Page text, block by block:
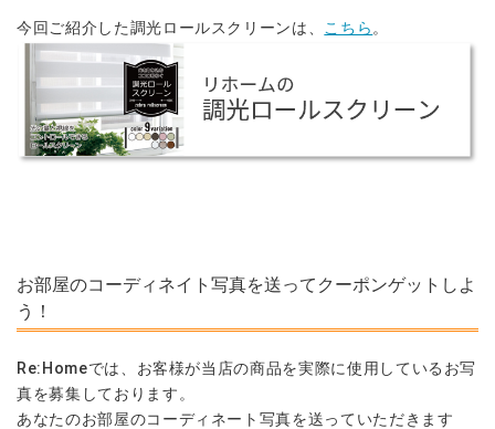
今回ご紹介した調光ロールスクリーンは、 こちら 。
お部屋のコーディネイト写真を送ってクーポンゲットしよ
う！
Re:Homeでは、お客様が当店の商品を実際に使用しているお写
真を募集しております。
あなたのお部屋のコーディネート写真を送っていただきます